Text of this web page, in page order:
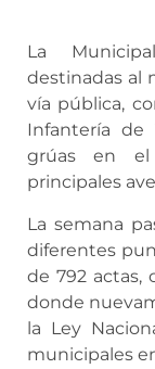
La
destinadas al
vía pública,
Infantería de
grúas en
principales
La semana
diferentes
de 792 actas,
donde
la Ley
municipales